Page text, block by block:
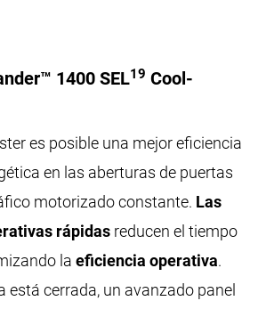
1400 SEL19 Cool-
es posible una mejor eficiencia
en las aberturas de puertas
motorizado constante. Las
rápidas reducen el tiempo
laeficiencia operativa.
está cerrada, un avanzado panel